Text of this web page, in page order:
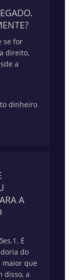
se for
direito,
a
dinheiro
A
1. É
do
maior que
disso, a